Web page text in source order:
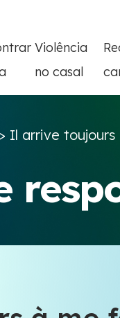
Violência
no casal
> Il arrive toujours